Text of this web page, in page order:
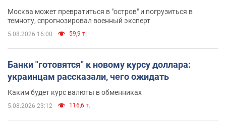
Москва может превратиться в "остров" и погрузиться в
темноту, спрогнозировал военный эксперт
5.08.2026 16:00 59,9 т.
Банки "готовятся" к новому курсу доллара:
украинцам рассказали, чего ожидать
Каким будет курс валюты в обменниках
5.08.2026 23:12 116,6 т.